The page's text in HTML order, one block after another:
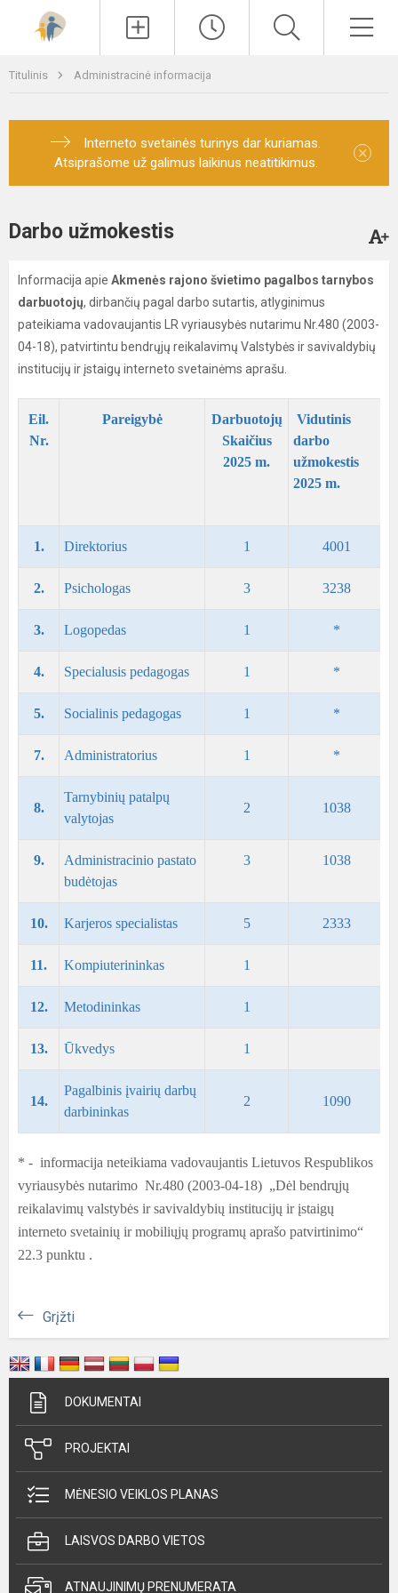
Titulinis Administracinė informacija
Interneto svetainės turinys dar kuriamas.
Atsiprašome už galimus laikinus neatitikimus.
×
Darbo užmokestis
Informacija apie Akmenės rajono švietimo pagalbos tarnybos
darbuotojų, dirbančių pagal darbo sutartis, atlyginimus
pateikiama vadovaujantis LR vyriausybės nutarimu Nr.480 (2003-
04-18), patvirtintu bendrųjų reikalavimų Valstybės ir savivaldybių
institucijų ir įstaigų interneto svetainėms aprašu.
Eil.
Nr.
Pareigybė
Darbuotojų
Skaičius
2025 m.
Vidutinis
darbo
užmokestis
2025 m.
1. Direktorius 1 4001
2. Psichologas 3 3238
3. Logopedas 1 *
4. Specialusis pedagogas 1 *
5. Socialinis pedagogas 1 *
7. Administratorius 1 *
8.
Tarnybinių patalpų
valytojas
2 1038
9.
Administracinio pastato
budėtojas
3 1038
10. Karjeros specialistas 5 2333
11. Kompiuterininkas 1
12. Metodininkas 1
13. Ūkvedys 1
14.
Pagalbinis įvairių darbų
darbininkas
2 1090
* - informacija neteikiama vadovaujantis Lietuvos Respublikos
vyriausybės nutarimo Nr.480 (2003-04-18) „Dėl bendrųjų
reikalavimų valstybės ir savivaldybių institucijų ir įstaigų
interneto svetainių ir mobiliųjų programų aprašo patvirtinimo“
22.3 punktu .
Grįžti
DOKUMENTAI
PROJEKTAI
MĖNESIO VEIKLOS PLANAS
LAISVOS DARBO VIETOS
ATNAUJINIMŲ PRENUMERATA